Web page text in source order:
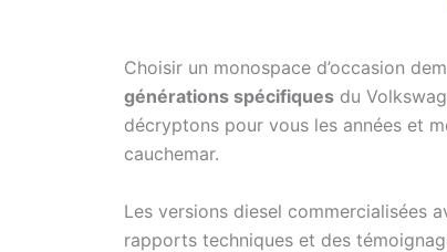
Choisir un monospace d’occasion
générations spécifiques du
décryptons pour vous les années et
cauchemar.
Les versions diesel commercialisées
rapports techniques et des